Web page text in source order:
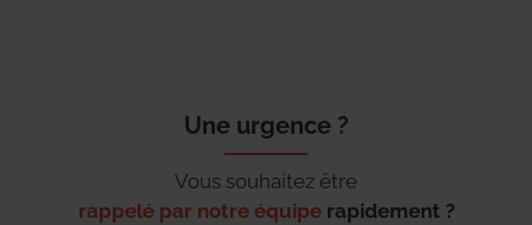
Une urgence ?
Vous souhaitez être
rappelé par notre équipe rapidement ?